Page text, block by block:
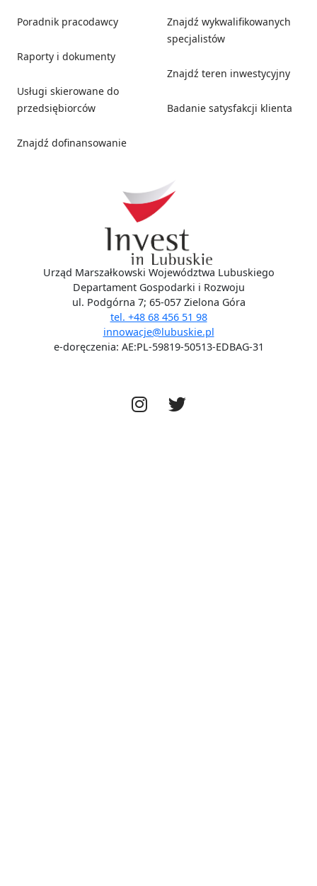
Poradnik pracodawcy
Raporty i dokumenty
Usługi skierowane do
przedsiębiorców
Znajdź dofinansowanie
Znajdź wykwalifikowanych
specjalistów
Znajdź teren inwestycyjny
Badanie satysfakcji klienta
Urząd Marszałkowski Województwa Lubuskiego
Departament Gospodarki i Rozwoju
ul. Podgórna 7; 65-057 Zielona Góra
tel. +48 68 456 51 98
innowacje@lubuskie.pl
e-doręczenia: AE:PL-59819-50513-EDBAG-31